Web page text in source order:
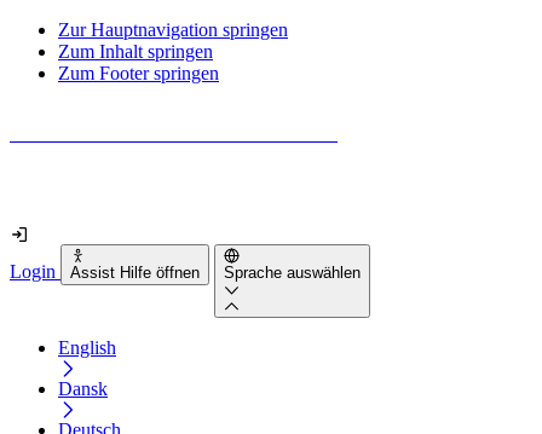
Zur Hauptnavigation springen
Zum Inhalt springen
Zum Footer springen
Login Assist Hilfe öffnen Sprache auswählen
English
Dansk
Deutsch